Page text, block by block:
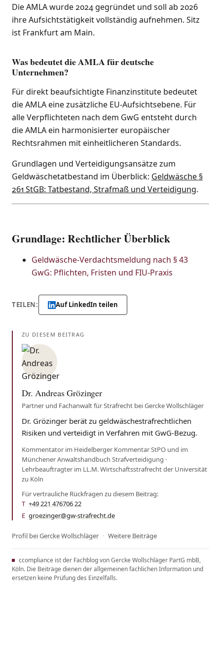
Die AMLA wurde 2024 gegründet und soll ab 2026
ihre Aufsichtstätigkeit vollständig aufnehmen. Sitz
ist Frankfurt am Main.
Was bedeutet die AMLA für deutsche
Unternehmen?
Für direkt beaufsichtigte Finanzinstitute bedeutet
die AMLA eine zusätzliche EU-Aufsichtsebene. Für
alle Verpflichteten nach dem GwG entsteht durch
die AMLA ein harmonisierter europäischer
Rechtsrahmen mit einheitlicheren Standards.
Grundlagen und Verteidigungsansätze zum
Geldwäschetatbestand im Überblick: Geldwäsche §
261 StGB: Tatbestand, Strafmaß und Verteidigung.
Grundlage: Rechtlicher Überblick
Geldwäsche-Verdachtsmeldung nach § 43
GwG: Pflichten, Fristen und FIU-Praxis
TEILEN: Auf LinkedIn teilen
ZU DIESEM BEITRAG
Dr. Andreas Grözinger
Partner und Fachanwalt für Strafrecht bei Gercke Wollschläger
Dr. Grözinger berät zu geldwäschestrafrechtlichen
Risiken und verteidigt in Verfahren mit GwG-Bezug.
Kommentator im Heidelberger Kommentar StPO und im
Münchener Anwaltshandbuch Strafverteidigung ·
Lehrbeauftragter im LL.M. Wirtschaftsstrafrecht der Universität
zu Köln
Für vertrauliche Rückfragen zu diesem Beitrag:
T +49 221 476706 22
·
E groezinger@gw-strafrecht.de
Profil bei Gercke Wollschläger · Weitere Beiträge
ccompliance ist der Fachblog von Gercke Wollschläger PartG mbB,
Köln. Die Beiträge dienen der allgemeinen fachlichen Information und
ersetzen keine Prüfung des Einzelfalls.